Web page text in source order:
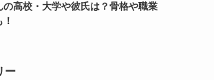
の高校・大学や彼氏は？骨格や職業
ー